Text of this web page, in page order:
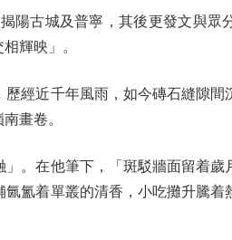
古城及普寧，其後更發文與眾
輝映」。
近千年風雨，如今磚石縫隙間
畫卷。
在他筆下，「斑駁牆面留着歲
氳着單叢的清香，小吃攤升騰着